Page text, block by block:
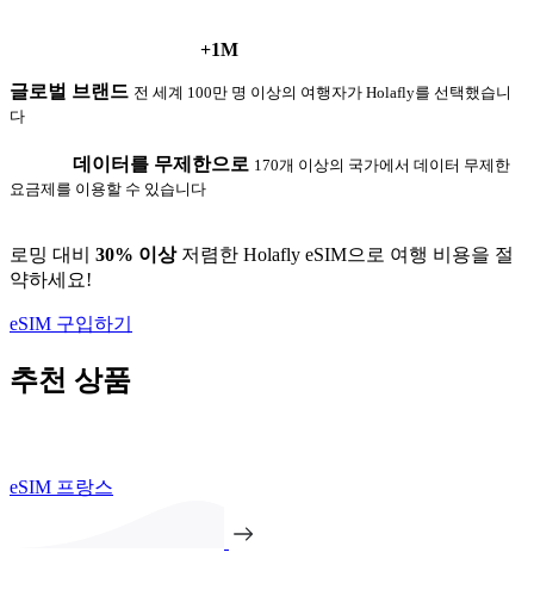
+1M
글로벌 브랜드 전 세계 100만 명 이상의 여행자가 Holafly를 선택했습니
다
데이터를 무제한으로 170개 이상의 국가에서 데이터 무제한
요금제를 이용할 수 있습니다
로밍 대비 30% 이상저렴한 Holafly eSIM으로 여행 비용을 절
약하세요!
eSIM 구입하기
추천 상품
eSIM 프랑스